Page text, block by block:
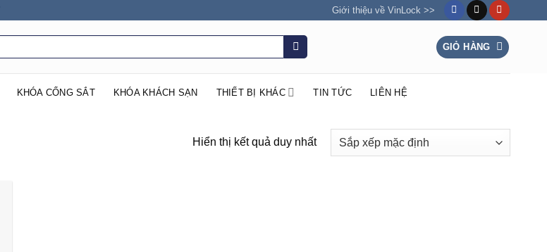
Giới thiệu về VinLock >>
GIỎ HÀNG
KHÓA CỔNG SẮT KHÓA KHÁCH SẠN THIẾT BỊ KHÁC TIN TỨC LIÊN HỆ
Hiển thị kết quả duy nhất